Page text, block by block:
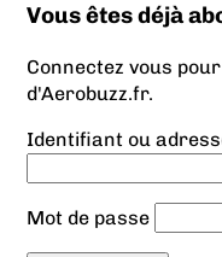
Vous êtes déjà
Connectez vous
d'Aerobuzz.fr.
Identifiant ou
Mot de passe